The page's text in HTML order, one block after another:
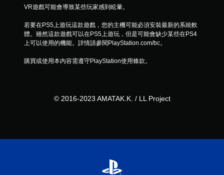
VR遊戲可能會導致某些玩家感到眩暈。
若要在PS5上遊玩這款遊戲，您的主機可能必須安裝最新的系統軟
體。雖然這款遊戲可以在PS5上遊玩，但是可能會缺少某些在PS4
上可以使用的機能。詳情請參閱PlayStation.com/bc。
購買或使用本內容需遵守PlayStation使用條款。
© 2016-2023 AMATAK.K. / LL Project